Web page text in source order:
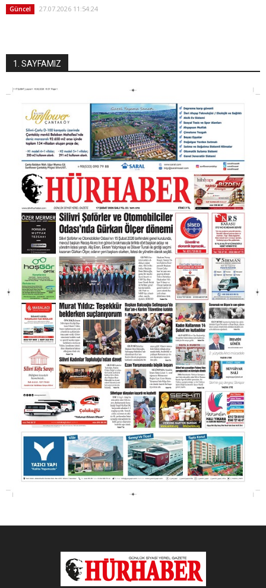
Güncel 27.07.2026 11:54:24
1. SAYFAMIZ